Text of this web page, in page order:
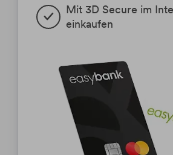
Mit 3D Secure im
einkaufen